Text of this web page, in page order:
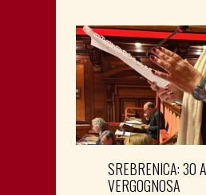
SREBRENICA: 30
VERGOGNOSA